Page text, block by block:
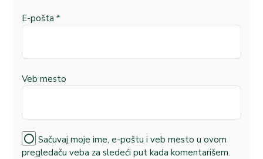
E-pošta *
Veb mesto
Sačuvaj moje ime, e-poštu i veb mesto u ovom
pregledaču veba za sledeći put kada komentarišem.